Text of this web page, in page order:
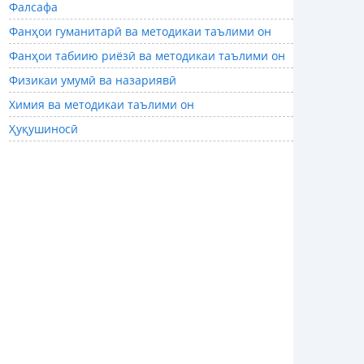
Фалсафа
Фанҳои гуманитарӣ ва методикаи таълими он
Фанҳои табиию риёзӣ ва методикаи таълими он
Физикаи умумӣ ва назариявӣ
Химия ва методикаи таълими он
Ҳуқушиносӣ